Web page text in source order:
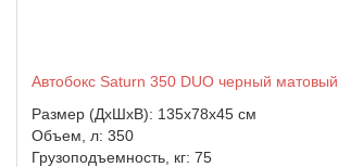
Автобокс Saturn 350 DUO черный матовый
Размер (ДхШхВ): 135x78x45 см
Объем, л: 350
Грузоподъемность, кг: 75